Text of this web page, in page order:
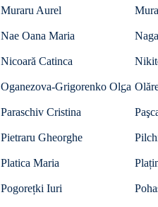
Muraru Aurel
Nae Oana Maria
Nicoară Catinca
Oganezova-Grigorenko Olga
Paraschiv Cristina
Pietraru Gheorghe
Platica Maria
Pogorețki Iuri